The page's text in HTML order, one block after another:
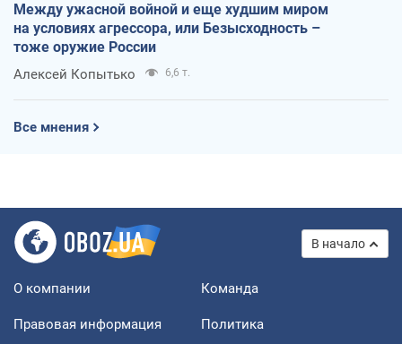
Между ужасной войной и еще худшим миром
на условиях агрессора, или Безысходность –
тоже оружие России
Алексей Копытько 6,6 т.
Все мнения
В начало
О компании Команда
Правовая информация
Политика